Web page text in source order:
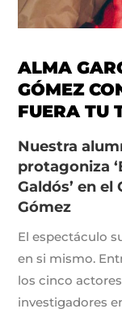
ALMA
GÓMEZ
FUERA TU
Nuestra
protagoniza
Galdós’ en
Gómez
El espectáculo
en si mismo.
los cinco
investigadores